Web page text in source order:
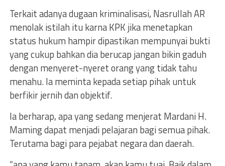
Terkait adanya dugaan kriminalisasi, Nasrullah AR
menolak istilah itu karna KPK jika menetapkan
status hukum hampir dipastikan mempunyai bukti
yang cukup bahkan dia berucap jangan bikin gaduh
dengan menyeret-nyeret orang yang tidak tahu
menahu. Ia meminta kepada setiap pihak untuk
berfikir jernih dan objektif.
Ia berharap, apa yang sedang menjerat Mardani H.
Maming dapat menjadi pelajaran bagi semua pihak.
Terutama bagi para pejabat negara dan daerah.